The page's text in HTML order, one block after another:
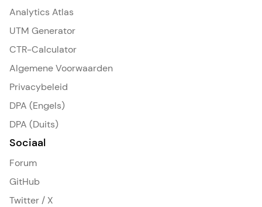
Analytics Atlas
UTM Generator
CTR-Calculator
Algemene Voorwaarden
Privacybeleid
DPA (Engels)
DPA (Duits)
Sociaal
Forum
GitHub
Twitter / X